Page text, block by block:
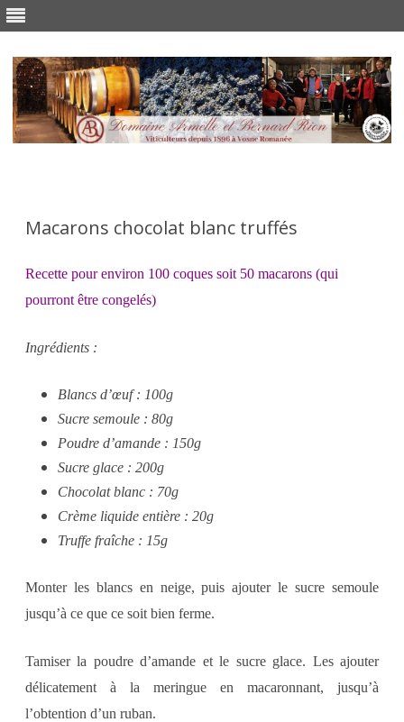
Macarons chocolat blanc truffés
Recette pour environ 100 coques soit 50 macarons (qui
pourront être congelés)
Ingrédients :
Blancs d’œuf : 100g
Sucre semoule : 80g
Poudre d’amande : 150g
Sucre glace : 200g
Chocolat blanc : 70g
Crème liquide entière : 20g
Truffe fraîche : 15g
Monter les blancs en neige, puis ajouter le sucre semoule
jusqu’à ce que ce soit bien ferme.
Tamiser la poudre d’amande et le sucre glace. Les ajouter
délicatement à la meringue en macaronnant, jusqu’à
l’obtention d’un ruban.